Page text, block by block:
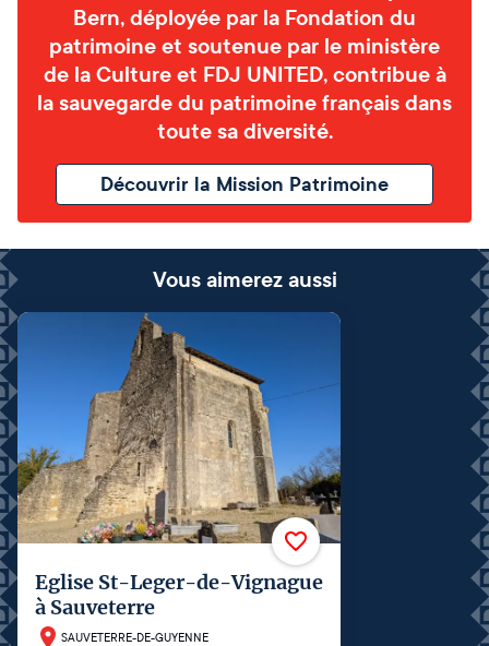
Bern, déployée par la Fondation du
patrimoine et soutenue par le ministère
de la Culture et FDJ UNITED, contribue à
la sauvegarde du patrimoine français dans
toute sa diversité.
Découvrir la Mission Patrimoine
Vous aimerez aussi
Eglise St-Leger-de-Vignague
à Sauveterre
SAUVETERRE-DE-GUYENNE